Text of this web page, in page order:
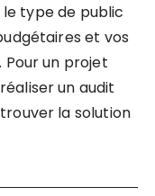
type de public
et vos
un projet
un audit
la solution